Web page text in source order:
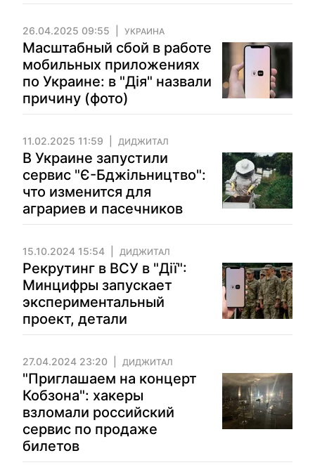
26.04.2025 09:55 УКРАИНА
Масштабный сбой в работе
мобильных приложениях
по Украине: в "Дія" назвали
причину (фото)
11.02.2025 11:59 ДИДЖИТАЛ
В Украине запустили
сервис "Є-Бджільництво":
что изменится для
аграриев и пасечников
15.10.2024 15:54 ДИДЖИТАЛ
Рекрутинг в ВСУ в "Дії":
Минцифры запускает
экспериментальный
проект, детали
27.04.2024 23:20 ДИДЖИТАЛ
"Приглашаем на концерт
Кобзона": хакеры
взломали российский
сервис по продаже
билетов